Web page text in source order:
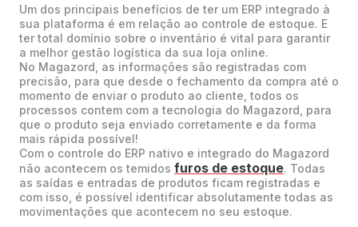
Um dos principais benefícios de ter um ERP integrado à
sua plataforma é em relação ao controle de estoque. E
ter total domínio sobre o inventário é vital para garantir
a melhor gestão logística da sua loja online.
No Magazord, as informações são registradas com
precisão, para que desde o fechamento da compra até o
momento de enviar o produto ao cliente, todos os
processos contem com a tecnologia do Magazord, para
que o produto seja enviado corretamente e da forma
mais rápida possível!
Com o controle do ERP nativo e integrado do Magazord
não acontecem os temidos furos de estoque. Todas
as saídas e entradas de produtos ficam registradas e
com isso, é possível identificar absolutamente todas as
movimentações que acontecem no seu estoque.